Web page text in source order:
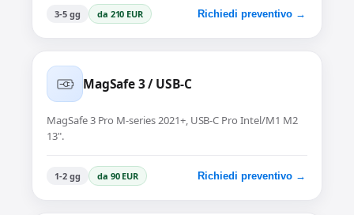
3-5 gg da 210 EUR Richiedi preventivo →
MagSafe 3 / USB-C
MagSafe 3 Pro M-series 2021+, USB-C Pro Intel/M1 M2
13".
1-2 gg da 90 EUR Richiedi preventivo →